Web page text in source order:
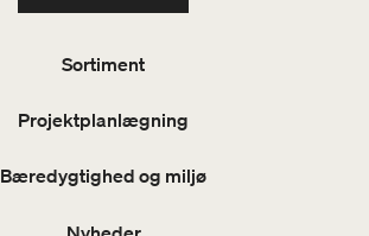
Sortiment
Projektplanlægning
Bæredygtighed og miljø